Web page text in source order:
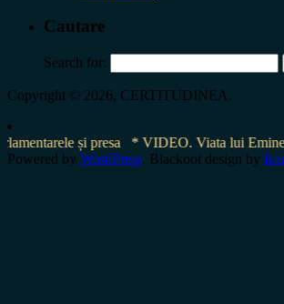
Cautare
Search for:
Copyright © 2026, CERTITUDINEA.
și presa
* VIDEO. Viata lui Eminescu
Powered by WordPress. Blackoot design by